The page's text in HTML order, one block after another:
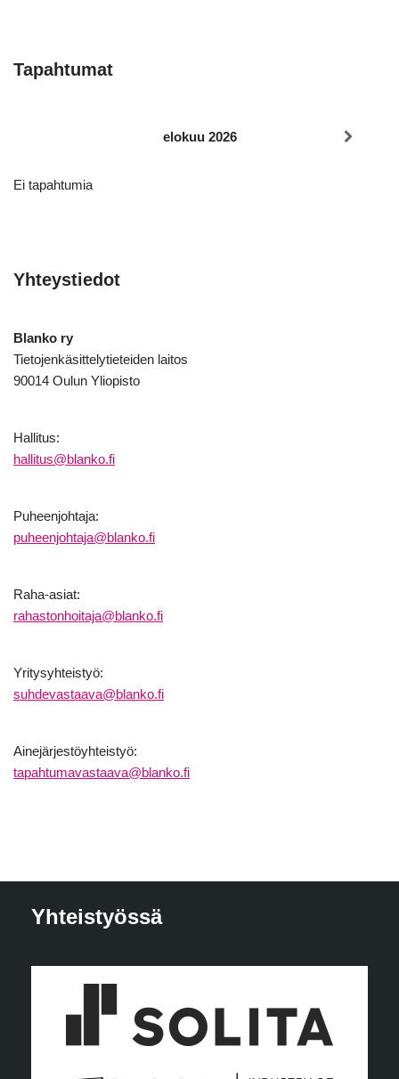
Tapahtumat
elokuu 2026
Ei tapahtumia
Yhteystiedot
Blanko ry
Tietojenkäsittelytieteiden laitos
90014 Oulun Yliopisto
Hallitus:
hallitus@blanko.fi
Puheenjohtaja:
puheenjohtaja@blanko.fi
Raha-asiat:
rahastonhoitaja@blanko.fi
Yritysyhteistyö:
suhdevastaava@blanko.fi
Ainejärjestöyhteistyö:
tapahtumavastaava@blanko.fi
Yhteistyössä